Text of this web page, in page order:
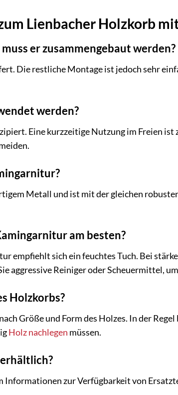
Lienbacher Holzkorb
er zusammengebaut werden?
Die restliche Montage ist jedoch sehr
werden?
Eine kurzzeitige Nutzung im Freien ist
Metall und ist mit der gleichen
am besten?
empfiehlt sich ein feuchtes Tuch. Bei
aggressive Reiniger oder Scheuermittel,
Holzkorbs?
Größe und Form des Holzes. In der
Holz nachlegen müssen.
Informationen zur Verfügbarkeit von